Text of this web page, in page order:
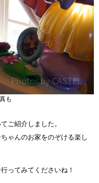
も
ご紹介しました。
ゃんのお家をのぞける楽し
ってみてくださいね！